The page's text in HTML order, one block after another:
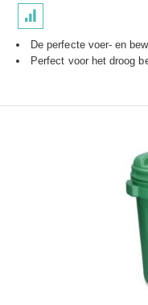
De perfecte voer- en
Perfect voor het droog